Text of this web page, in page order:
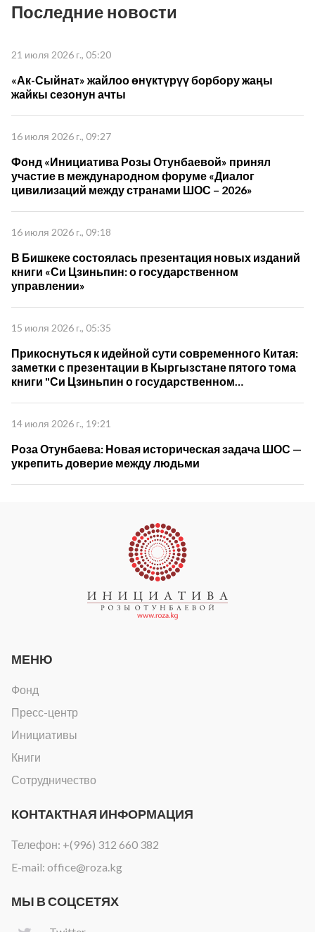
Последние новости
21 июля 2026 г., 05:20
«Ак-Сыйнат» жайлоо өнүктүрүү борбору жаңы
жайкы сезонун ачты
16 июля 2026 г., 09:27
Фонд «Инициатива Розы Отунбаевой» принял
участие в международном форуме «Диалог
цивилизаций между странами ШОС – 2026»
16 июля 2026 г., 09:18
В Бишкеке состоялась презентация новых изданий
книги «Си Цзиньпин: о государственном
управлении»
15 июля 2026 г., 05:35
Прикоснуться к идейной сути современного Китая:
заметки с презентации в Кыргызстане пятого тома
книги "Си Цзиньпин о государственном
14 июля 2026 г., 19:21
Роза Отунбаева: Новая историческая задача ШОС —
укрепить доверие между людьми
МЕНЮ
Фонд
Пресс-центр
Инициативы
Книги
Сотрудничество
КОНТАКТНАЯ ИНФОРМАЦИЯ
Телефон: +(996) 312 660 382
E-mail: office@roza.kg
МЫ В СОЦСЕТЯХ